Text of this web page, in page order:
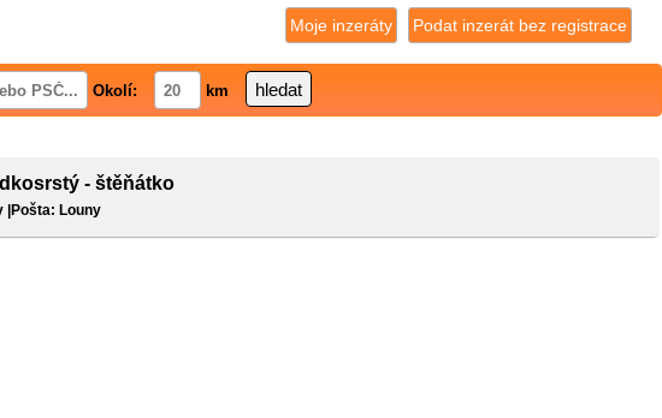
Podat inzerát bez registrace
Moje inzeráty
Okolí: km
- štěňátko
|Pošta: Louny